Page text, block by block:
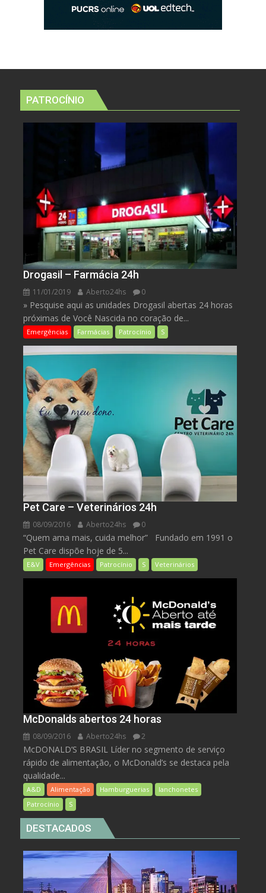
PATROCÍNIO
Drogasil – Farmácia 24h
11/01/2019 Aberto24hs 0
» Pesquise aqui as unidades Drogasil abertas 24 horas
próximas de Você Nascida no coração de...
Emergências Farmácias Patrocínio S
Pet Care – Veterinários 24h
08/09/2016 Aberto24hs 0
“Quem ama mais, cuida melhor” Fundado em 1991 o
Pet Care dispõe hoje de 5...
E&V Emergências Patrocínio S Veterinários
McDonalds abertos 24 horas
08/09/2016 Aberto24hs 2
McDONALD’S BRASIL Líder no segmento de serviço
rápido de alimentação, o McDonald’s se destaca pela
qualidade...
A&D Alimentação Hamburguerias
lanchonetes
Patrocínio
S
DESTACADOS